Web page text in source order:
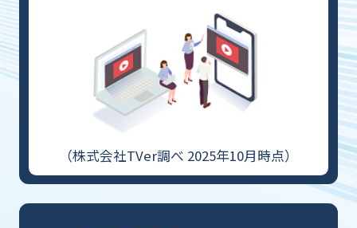
（株式会社TVer調べ 2025年10月時点）